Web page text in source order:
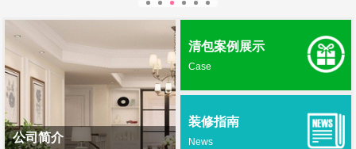
公司简介
清包案例展示
Case
装修指南
News